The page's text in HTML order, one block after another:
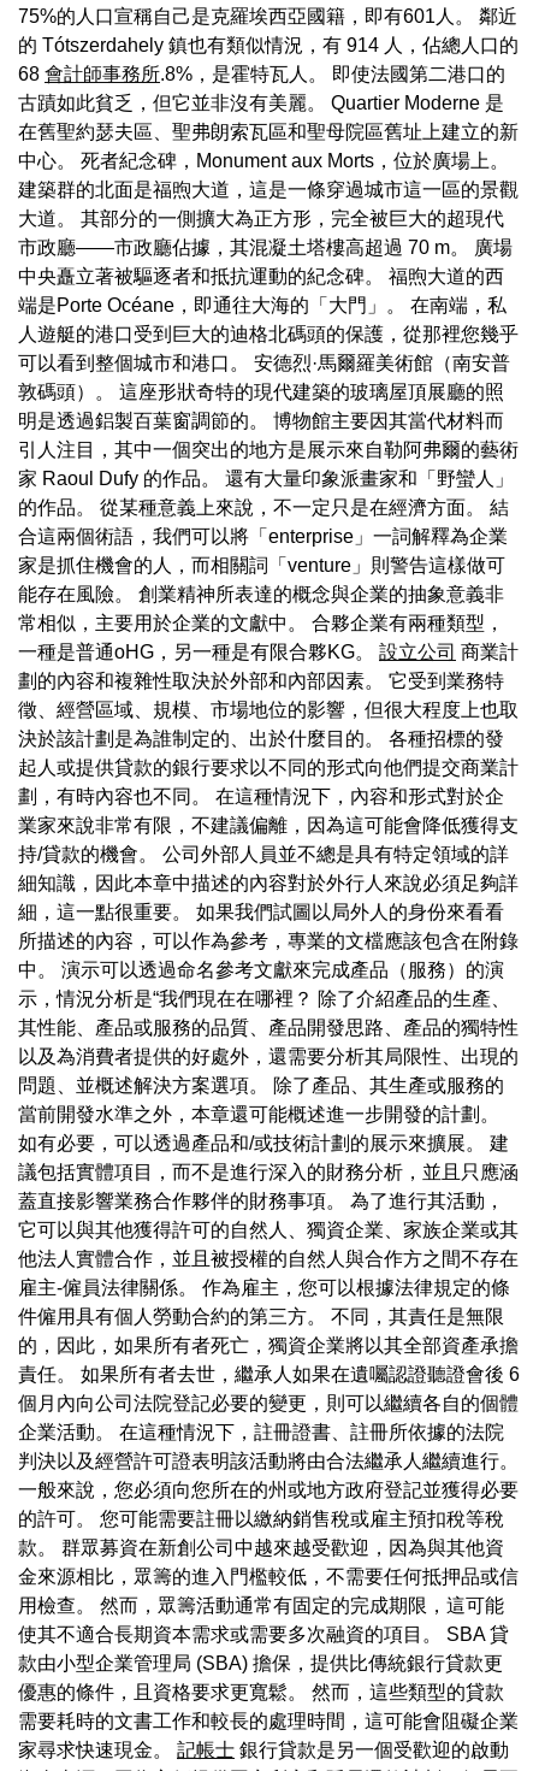
75%的人口宣稱自己是克羅埃西亞國籍，即有601人。 鄰近
的 Tótszerdahely 鎮也有類似情況，有 914 人，佔總人口的
68 會計師事務所.8%，是霍特瓦人。 即使法國第二港口的
古蹟如此貧乏，但它並非沒有美麗。 Quartier Moderne 是
在舊聖約瑟夫區、聖弗朗索瓦區和聖母院區舊址上建立的新
中心。 死者紀念碑，Monument aux Morts，位於廣場上。
建築群的北面是福煦大道，這是一條穿過城市這一區的景觀
大道。 其部分的一側擴大為正方形，完全被巨大的超現代
市政廳——市政廳佔據，其混凝土塔樓高超過 70 m。 廣場
中央矗立著被驅逐者和抵抗運動的紀念碑。 福煦大道的西
端是Porte Océane，即通往大海的「大門」。 在南端，私
人遊艇的港口受到巨大的迪格北碼頭的保護，從那裡您幾乎
可以看到整個城市和港口。 安德烈·馬爾羅美術館（南安普
敦碼頭）。 這座形狀奇特的現代建築的玻璃屋頂展廳的照
明是透過鋁製百葉窗調節的。 博物館主要因其當代材料而
引人注目，其中一個突出的地方是展示來自勒阿弗爾的藝術
家 Raoul Dufy 的作品。 還有大量印象派畫家和「野蠻人」
的作品。 從某種意義上來說，不一定只是在經濟方面。 結
合這兩個術語，我們可以將「enterprise」一詞解釋為企業
家是抓住機會的人，而相關詞「venture」則警告這樣做可
能存在風險。 創業精神所表達的概念與企業的抽象意義非
常相似，主要用於企業的文獻中。 合夥企業有兩種類型，
一種是普通oHG，另一種是有限合夥KG。 設立公司 商業計
劃的內容和複雜性取決於外部和內部因素。 它受到業務特
徵、經營區域、規模、市場地位的影響，但很大程度上也取
決於該計劃是為誰制定的、出於什麼目的。 各種招標的發
起人或提供貸款的銀行要求以不同的形式向他們提交商業計
劃，有時內容也不同。 在這種情況下，內容和形式對於企
業家來說非常有限，不建議偏離，因為這可能會降低獲得支
持/貸款的機會。 公司外部人員並不總是具有特定領域的詳
細知識，因此本章中描述的內容對於外行人來說必須足夠詳
細，這一點很重要。 如果我們試圖以局外人的身份來看看
所描述的內容，可以作為參考，專業的文檔應該包含在附錄
中。 演示可以透過命名參考文獻來完成產品（服務）的演
示，情況分析是“我們現在在哪裡？ 除了介紹產品的生產、
其性能、產品或服務的品質、產品開發思路、產品的獨特性
以及為消費者提供的好處外，還需要分析其局限性、出現的
問題、並概述解決方案選項。 除了產品、其生產或服務的
當前開發水準之外，本章還可能概述進一步開發的計劃。
如有必要，可以透過產品和/或技術計劃的展示來擴展。 建
議包括實體項目，而不是進行深入的財務分析，並且只應涵
蓋直接影響業務合作夥伴的財務事項。 為了進行其活動，
它可以與其他獲得許可的自然人、獨資企業、家族企業或其
他法人實體合作，並且被授權的自然人與合作方之間不存在
雇主-僱員法律關係。 作為雇主，您可以根據法律規定的條
件僱用具有個人勞動合約的第三方。 不同，其責任是無限
的，因此，如果所有者死亡，獨資企業將以其全部資產承擔
責任。 如果所有者去世，繼承人如果在遺囑認證聽證會後 6
個月內向公司法院登記必要的變更，則可以繼續各自的個體
企業活動。 在這種情況下，註冊證書、註冊所依據的法院
判決以及經營許可證表明該活動將由合法繼承人繼續進行。
一般來說，您必須向您所在的州或地方政府登記並獲得必要
的許可。 您可能需要註冊以繳納銷售稅或雇主預扣稅等稅
款。 群眾募資在新創公司中越來越受歡迎，因為與其他資
金來源相比，眾籌的進入門檻較低，不需要任何抵押品或信
用檢查。 然而，眾籌活動通常有固定的完成期限，這可能
使其不適合長期資本需求或需要多次融資的項目。 SBA 貸
款由小型企業管理局 (SBA) 擔保，提供比傳統銀行貸款更
優惠的條件，且資格要求更寬鬆。 然而，這些類型的貸款
需要耗時的文書工作和較長的處理時間，這可能會阻礙企業
家尋求快速現金。 記帳士 銀行貸款是另一個受歡迎的啟動